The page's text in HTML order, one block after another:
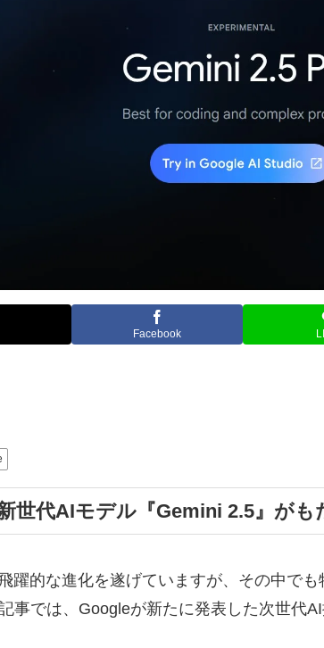
Facebook
世代AIモデル『Gemini 2.5』がも
躍的な進化を遂げていますが、その中で
事では、Googleが新たに発表した次世代